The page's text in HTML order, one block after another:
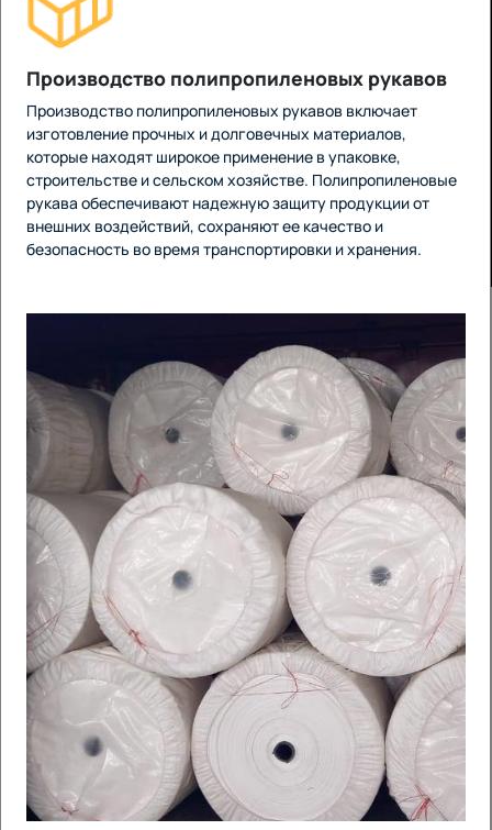
Производство полипропиленовых рукавов
Производство полипропиленовых рукавов включает
изготовление прочных и долговечных материалов,
которые находят широкое применение в упаковке,
строительстве и сельском хозяйстве. Полипропиленовые
рукава обеспечивают надежную защиту продукции от
внешних воздействий, сохраняют ее качество и
безопасность во время транспортировки и хранения.